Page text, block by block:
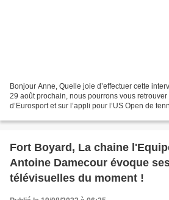
Bonjour Anne, Quelle joie d’effectuer cette
29 août prochain, nous pourrons vous
d’Eurosport et sur l’appli pour l’US Open de
Fort Boyard, La chaine
Antoine Damecour évoque
télévisuelles du moment !